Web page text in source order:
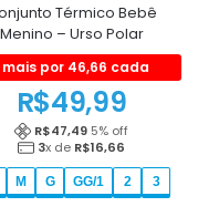
Térmico Bebê
Menino – Urso Polar
mais por 46,66 cada
R$49,99
R$47,49 5% off
3x de R$16,66
M G GG/1 2 3